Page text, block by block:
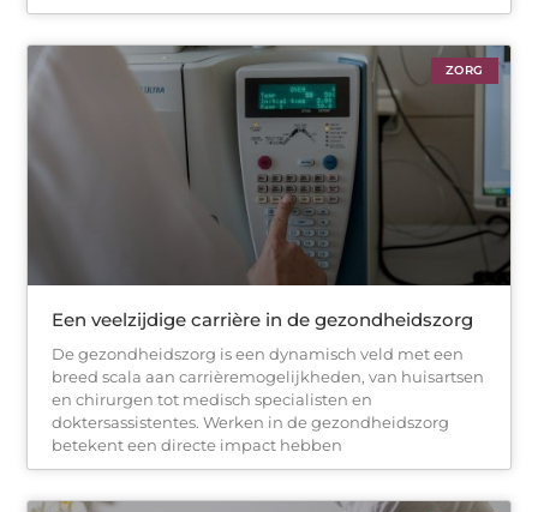
ZORG
Een veelzijdige carrière in de gezondheidszorg
De gezondheidszorg is een dynamisch veld met een
breed scala aan carrièremogelijkheden, van huisartsen
en chirurgen tot medisch specialisten en
doktersassistentes. Werken in de gezondheidszorg
betekent een directe impact hebben